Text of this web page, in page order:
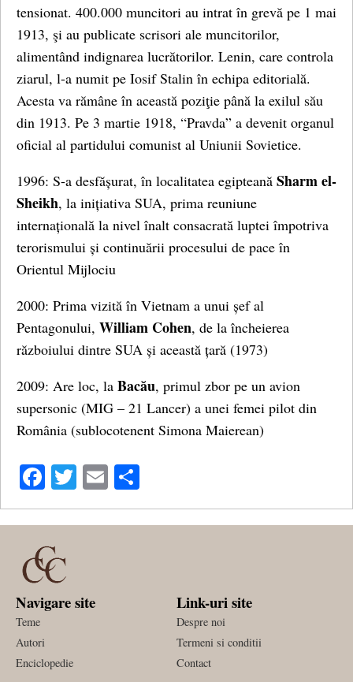
tensionat. 400.000 muncitori au intrat în grevă pe 1 mai
1913, şi au publicate scrisori ale muncitorilor,
alimentând indignarea lucrătorilor. Lenin, care controla
ziarul, l-a numit pe Iosif Stalin în echipa editorială.
Acesta va rămâne în această poziţie până la exilul său
din 1913. Pe 3 martie 1918, “Pravda” a devenit organul
oficial al partidului comunist al Uniunii Sovietice.
1996: S-a desfășurat, în localitatea egipteană Sharm el-
Sheikh, la inițiativa SUA, prima reuniune
internațională la nivel înalt consacrată luptei împotriva
terorismului și continuării procesului de pace în
Orientul Mijlociu
2000: Prima vizită în Vietnam a unui șef al
Pentagonului, William Cohen, de la încheierea
războiului dintre SUA și această țară (1973)
2009: Are loc, la Bacău, primul zbor pe un avion
supersonic (MIG – 21 Lancer) a unei femei pilot din
România (sublocotenent Simona Maierean)
Facebook
Twitter
Email
Navigare site
Teme
Autori
Enciclopedie
Link-uri site
Despre noi
Termeni si conditii
Contact